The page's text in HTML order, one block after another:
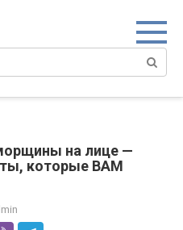
на лице —
которые ВАМ